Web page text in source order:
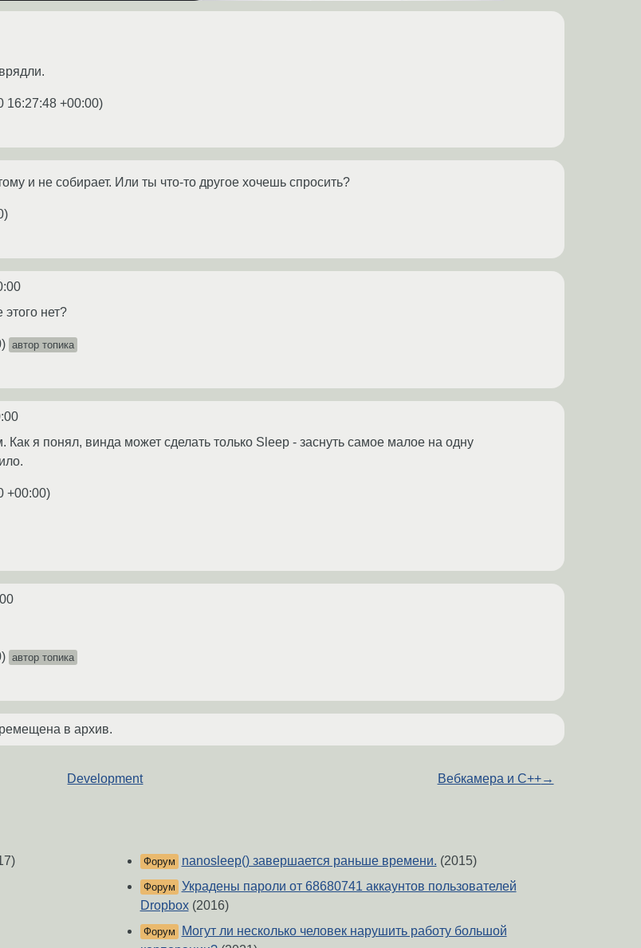
16:27:48 +00:00)
и не собирает. Или ты что-то другое хочешь спросить?
)
нет?
) автор топика
я понял, винда может сделать только Sleep - заснуть самое малое на одну
+00:00)
) автор топика
в архив.
Development Вебкамера и C++→
Форум nanosleep() завершается раньше времени. (2015)
Форум
Украдены пароли от 68680741 аккаунтов пользователей
Dropbox(2016)
Форум
Могут ли несколько человек нарушить работу большой